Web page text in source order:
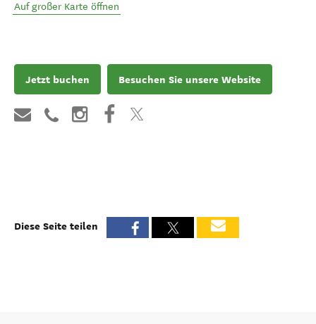
Auf großer Karte öffnen
Jetzt buchen Besuchen Sie unsere Website
Diese Seite teilen